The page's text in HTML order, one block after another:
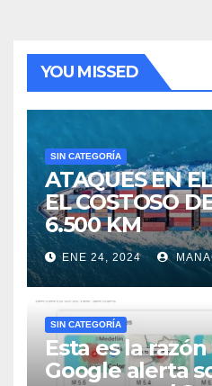
YOU MISSED
SIN CATEGORÍA
ATAQUES EN
EL COSTOSO
6.500 KM
ENE 24, 2024
SIN CATEGORÍA
Esta es la
Google alerta